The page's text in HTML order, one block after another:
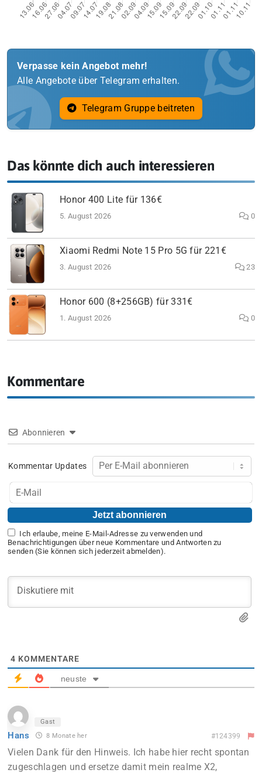
Verpasse kein Angebot mehr!
Alle Angebote über Telegram erhalten.
Telegram Gruppe beitreten
Das könnte dich auch interessieren
Honor 400 Lite für 136€
5. August 2026 0
Xiaomi Redmi Note 15 Pro 5G für 221€
3. August 2026 23
Honor 600 (8+256GB) für 331€
1. August 2026 0
Kommentare
Abonnieren
Kommentar Updates
Ich erlaube, meine E-Mail-Adresse zu verwenden und
Benachrichtigungen über neue Kommentare und Antworten zu
senden (Sie können sich jederzeit abmelden).
4 KOMMENTARE
neuste
Gast
Hans 8 Monate her #124399
Vielen Dank für den Hinweis. Ich habe hier recht spontan
zugeschlagen und ersetze damit mein realme X2,